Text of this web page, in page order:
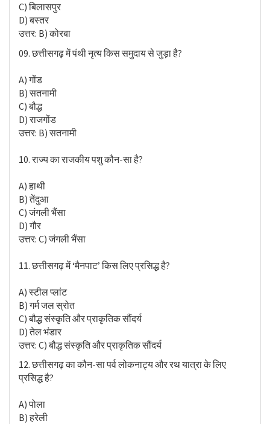
C) बिलासपुर
D) बस्तर
उत्तर: B) कोरबा
09. छत्तीसगढ़ में पंथी नृत्य किस समुदाय से जुड़ा है?
A) गोंड
B) सतनामी
C) बौद्ध
D) राजगोंड
उत्तर: B) सतनामी
10. राज्य का राजकीय पशु कौन-सा है?
A) हाथी
B) तेंदुआ
C) जंगली भैंसा
D) गौर
उत्तर: C) जंगली भैंसा
11. छत्तीसगढ़ में ‘मैनपाट’ किस लिए प्रसिद्ध है?
A) स्टील प्लांट
B) गर्म जल स्रोत
C) बौद्ध संस्कृति और प्राकृतिक सौंदर्य
D) तेल भंडार
उत्तर: C) बौद्ध संस्कृति और प्राकृतिक सौंदर्य
12. छत्तीसगढ़ का कौन-सा पर्व लोकनाट्य और रथ यात्रा के लिए
प्रसिद्ध है?
A) पोला
B) हरेली